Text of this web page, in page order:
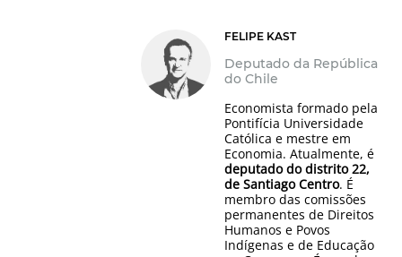
FELIPE KAST
Deputado da República
do Chile
Economista formado pela
Pontifícia Universidade
Católica e mestre em
Economia. Atualmente, é
deputado do distrito 22,
de Santiago Centro. É
membro das comissões
permanentes de Direitos
Humanos e Povos
Indígenas e de Educação